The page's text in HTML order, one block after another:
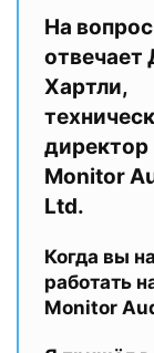
На
отвечает
Хартли,
директор
Monitor
Ltd.
Когда вы
работать
Monitor